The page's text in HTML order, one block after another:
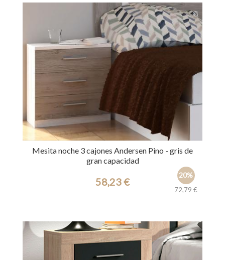
Mesita noche 3 cajones Andersen Pino - gris de
gran capacidad
20%
72,79 €
58,23 €